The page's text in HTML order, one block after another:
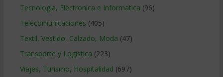
Tecnologia, Electronica e Informatica (96)
Telecomunicaciones (405)
Textil, Vestido, Calzado, Moda (47)
Transporte y Logistica (223)
Viajes, Turismo, Hospitalidad (697)